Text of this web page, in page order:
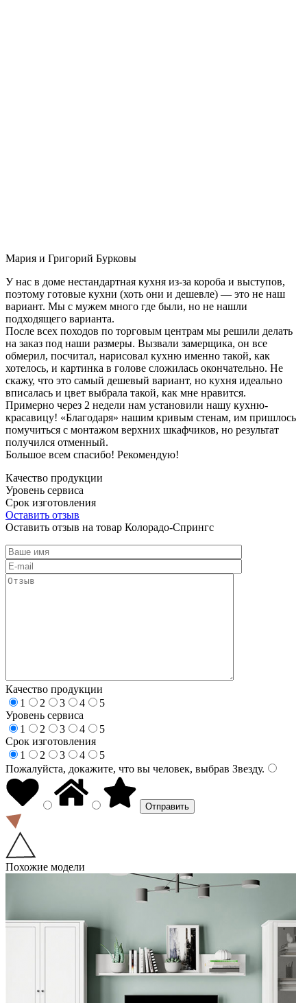
Мария и Григорий Бурковы
У нас в доме нестандартная кухня из-за короба и выступов,
поэтому готовые кухни (хоть они и дешевле) — это не наш
вариант. Мы с мужем много где были, но не нашли
подходящего варианта.
После всех походов по торговым центрам мы решили делать
на заказ под наши размеры. Вызвали замерщика, он все
обмерил, посчитал, нарисовал кухню именно такой, как
хотелось, и картинка в голове сложилась окончательно. Не
скажу, что это самый дешевый вариант, но кухня идеально
вписалась и цвет выбрала такой, как мне нравится.
Примерно через 2 недели нам установили нашу кухню-
красавицу! «Благодаря» нашим кривым стенам, им пришлось
помучиться с монтажом верхних шкафчиков, но результат
получился отменный.
Большое всем спасибо! Рекомендую!
Качество продукции
Уровень сервиса
Срок изготовления
Оставить отзыв
Оставить отзыв на товар Колорадо-Спрингс
Качество продукции
1
2 3 4
5
Уровень сервиса
1
2 3 4
5
Срок изготовления
1
2 3 4
5
Пожалуйста, докажите, что вы человек, выбрав Звезду.
Похожие модели